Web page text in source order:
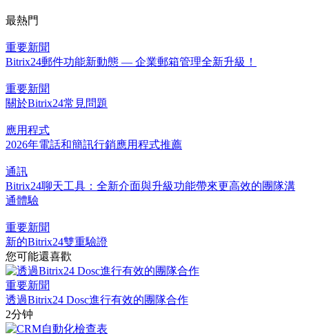
最熱門
重要新聞
Bitrix24郵件功能新動態 — 企業郵箱管理全新升級！
重要新聞
關於Bitrix24常見問題
應用程式
2026年電話和簡訊行銷應用程式推薦
通訊
Bitrix24聊天工具：全新介面與升級功能帶來更高效的團隊溝
通體驗
重要新聞
新的Bitrix24雙重驗證
您可能還喜歡
重要新聞
透過Bitrix24 Dosc進行有效的團隊合作
2分钟